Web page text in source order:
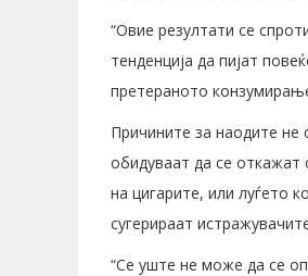
“Овие резултати се
тенденција да пијат
претераното
Причините за наодите не
обидуваат да се
на цигарите, или луѓето
сугерираат
“Се уште не може да се